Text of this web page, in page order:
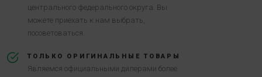
центрального федерального округа. Вы
можете приехать к нам выбрать,
посоветоваться.
ТОЛЬКО ОРИГИНАЛЬНЫЕ ТОВАРЫ
Являемся официальными дилерами более